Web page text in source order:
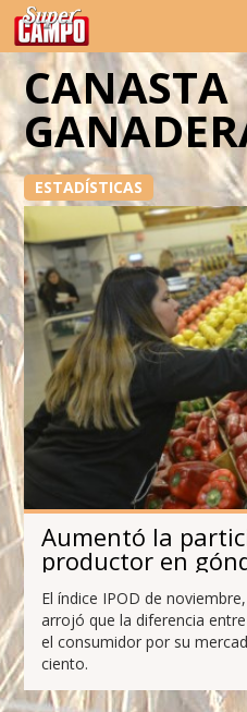
Temas de hoy
CANASTA
ESTADÍSTICAS
Aumentó la
productor en
El índice IPOD de
arrojó que la diferencia
el consumidor por su
ciento.